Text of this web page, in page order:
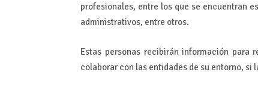
profesionales, entre los que se encuentran
administrativos, entre otros.
Estas personas recibirán información para
colaborar con las entidades de su entorno, si